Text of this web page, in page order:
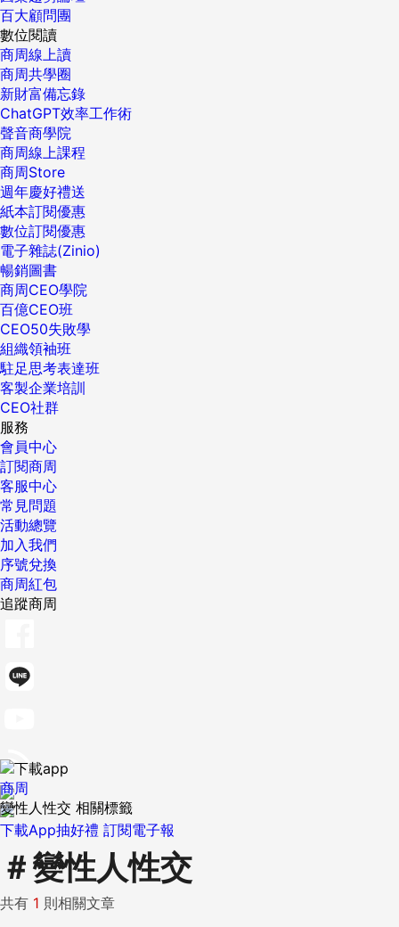
百大顧問團
數位閱讀
商周線上讀
商周共學圈
新財富備忘錄
ChatGPT效率工作術
聲音商學院
商周線上課程
商周Store
週年慶好禮送
紙本訂閱優惠
數位訂閱優惠
電子雜誌(Zinio)
暢銷圖書
商周CEO學院
百億CEO班
CEO50失敗學
組織領袖班
駐足思考表達班
客製企業培訓
CEO社群
服務
會員中心
訂閱商周
客服中心
常見問題
活動總覽
加入我們
序號兌換
商周紅包
追蹤商周
下載App抽好禮 訂閱電子報
商周
變性人性交 相關標籤
＃變性人性交
共有 1 則相關文章